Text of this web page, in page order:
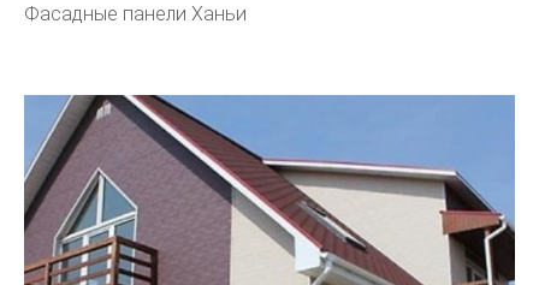
Фасадные панели Ханьи